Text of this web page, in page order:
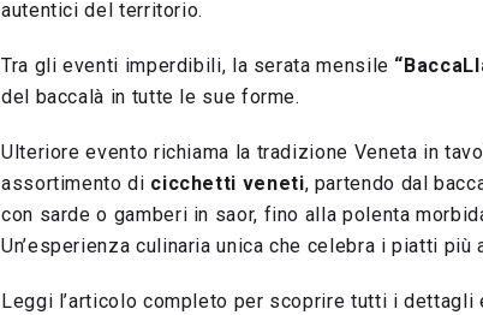
autentici del territorio.
Tra gli eventi imperdibili, la serata mensile
del baccalà in tutte le sue forme.
Ulteriore evento richiama la tradizione Veneta in
assortimento di cicchetti veneti, partendo dal
con sarde o gamberi in saor, fino alla polenta
Un’esperienza culinaria unica che celebra i piatti
Leggi l’articolo completo per scoprire tutti i dettagli